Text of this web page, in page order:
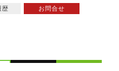
歴 お問合せ